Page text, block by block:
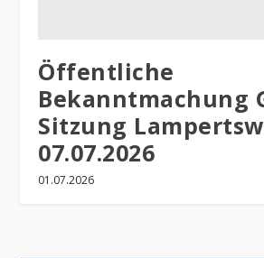
Öffentliche
Bekanntmachung
Sitzung
07.07.2026
01.07.2026